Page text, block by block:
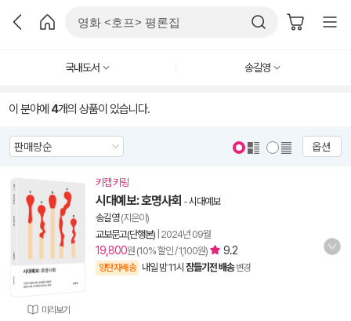
국내도서 송길영
이 분야에 4개의 상품이 있습니다.
옵션
미리보기
키캡 키링
시대예보: 호명사회 -시대예보
송길영(지은이)
교보문고(단행본) 2024년 09월
19,800원 (10% 할인 / 1,100원) 9.2
양탄자배송 내일 밤 11시 잠들기전 배송 변경